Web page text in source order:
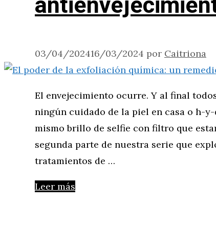
03/04/202416/03/2024 por Caitriona
El envejecimiento ocurre. Y al final
ningún cuidado de la piel en casa o h-
mismo brillo de selfie con filtro que
segunda parte de nuestra serie que
tratamientos de …
Leer más